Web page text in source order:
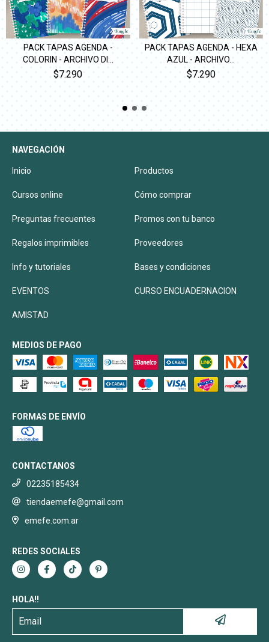
PACK TAPAS AGENDA -
COLORIN - ARCHIVO DI...
$7.290
PACK TAPAS AGENDA - HEXA
AZUL - ARCHIVO...
$7.290
NAVEGACIÓN
Inicio Productos
Cursos online Cómo comprar
Preguntas frecuentes Promos con tu banco
Regalos imprimibles Proveedores
Info y tutoriales Bases y condiciones
EVENTOS CURSO ENCUADERNACION
AMISTAD
MEDIOS DE PAGO
FORMAS DE ENVÍO
CONTACTANOS
02235185434
tiendaemefe@gmail.com
emefe.com.ar
REDES SOCIALES
HOLA!!